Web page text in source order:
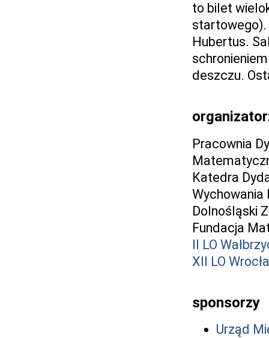
to bilet
startowego).
Hubertus.
deszczu.
Pracownia
Katedra
Wychowania
Dolnośląski
Fundacja
II LO
XII LO
sponsorzy
Urząd